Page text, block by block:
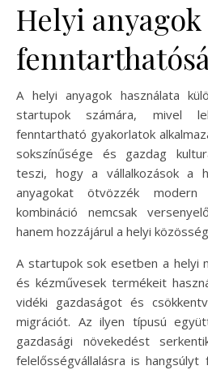
Helyi anyagok
A helyi anyagok használata
startupok számára, mivel
fenntartható gyakorlatok
sokszínűsége és gazdag
teszi, hogy a vállalkozások a
anyagokat ötvözzék modern
kombináció nemcsak
hanem hozzájárul a helyi
A startupok sok esetben a helyi
és kézművesek termékeit
vidéki gazdaságot és
migrációt. Az ilyen típusú
gazdasági növekedést
felelősségvállalásra is